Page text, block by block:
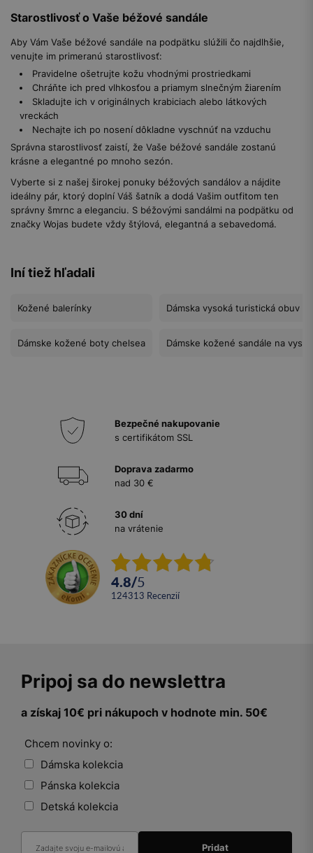
Starostlivosť o Vaše béžové sandále
Aby Vám Vaše béžové sandále na podpätku slúžili čo najdlhšie,
venujte im primeranú starostlivosť:
Pravidelne ošetrujte kožu vhodnými prostriedkami
Chráňte ich pred vlhkosťou a priamym slnečným žiarením
Skladujte ich v originálnych krabiciach alebo látkových
vreckách
Nechajte ich po nosení dôkladne vyschnúť na vzduchu
Správna starostlivosť zaistí, že Vaše béžové sandále zostanú
krásne a elegantné po mnoho sezón.
Vyberte si z našej širokej ponuky béžových sandálov a nájdite
ideálny pár, ktorý doplní Váš šatník a dodá Vašim outfitom ten
správny šmrnc a eleganciu. S béžovými sandálmi na podpätku od
značky Wojas budete vždy štýlová, elegantná a sebavedomá.
Iní tiež hľadali
Kožené balerínky
Dámske kožené boty chelsea
Dámska vysoká turistická obuv
Dámske kožené sandále na
Bezpečné nakupovanie
s certifikátom SSL
Doprava zadarmo
nad 30 €
30 dní
na vrátenie
4.8/5
124313 recenzií
Pripoj sa do newslettra
a získaj 10€ pri nákupoch v hodnote min. 50€
Chcem novinky o:
Dámska kolekcia
Pánska kolekcia
Detská kolekcia